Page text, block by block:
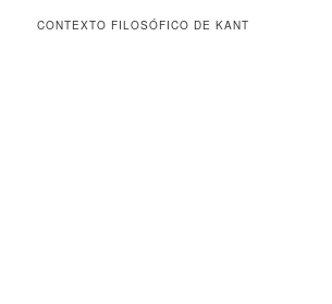
CONTEXTO FILOSÓFICO DE KANT